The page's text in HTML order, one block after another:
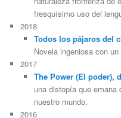
fresquísimo uso del
2018
Todos los pájaros del
Novela ingeniosa con
2017
The Power (El poder),
una distopía que emana
nuestro mundo.
2016